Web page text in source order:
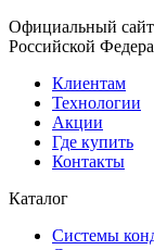
Официальный
Российской
Клиентам
Технологии
Акции
Где купить
Контакты
Каталог
Системы